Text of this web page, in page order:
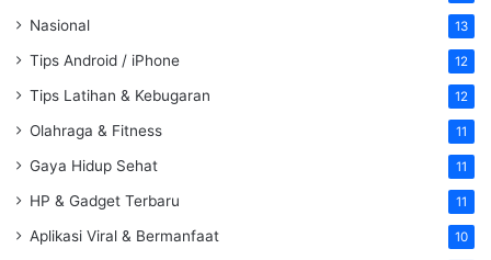
Nasional 13
Tips Android / iPhone 12
Tips Latihan & Kebugaran 12
Olahraga & Fitness 11
Gaya Hidup Sehat 11
HP & Gadget Terbaru 11
Aplikasi Viral & Bermanfaat 10